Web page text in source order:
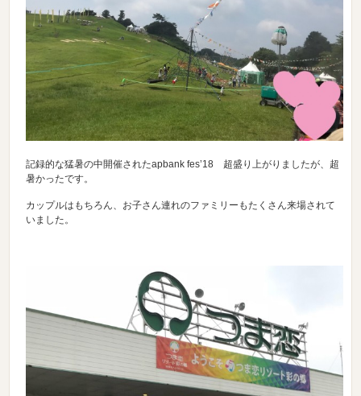
記録的な猛暑の中開催されたapbank fes’18 超盛り上がりましたが、超
暑かったです。
カップルはもちろん、お子さん連れのファミリーもたくさん来場されて
いました。